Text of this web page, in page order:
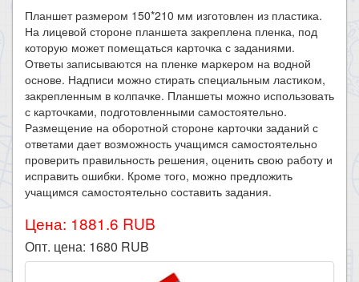
Планшет размером 150*210 мм изготовлен из пластика.
На лицевой стороне планшета закреплена пленка, под
которую может помещаться карточка с заданиями.
Ответы записываются на пленке маркером на водной
основе. Надписи можно стирать специальным ластиком,
закрепленным в колпачке. Планшеты можно использовать
с карточками, подготовленными самостоятельно.
Размещение на оборотной стороне карточки заданий с
ответами дает возможность учащимся самостоятельно
проверить правильность решения, оценить свою работу и
исправить ошибки. Кроме того, можно предложить
учащимся самостоятельно составить задания.
Цена: 1881.6 RUB
Опт. цена: 1680 RUB